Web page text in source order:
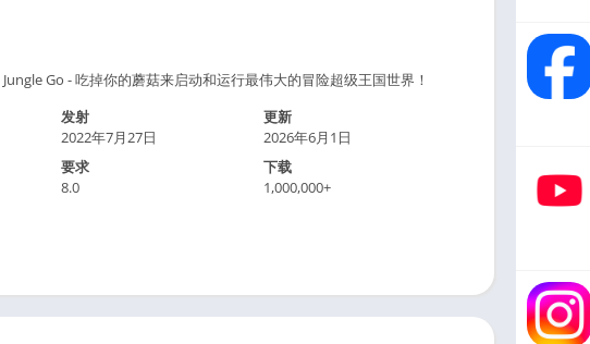
Go - 吃掉你的蘑菇来启动和运行最伟大的冒险超级王国世界！
发射
2022年7月27日
更新
2026年6月1日
要求
8.0
下载
1,000,000+